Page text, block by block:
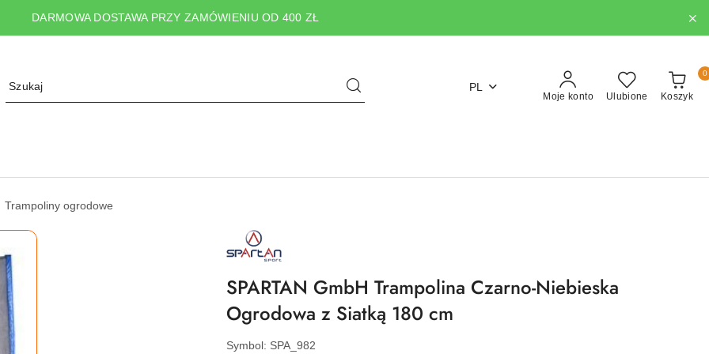
DARMOWA DOSTAWA PRZY ZAMÓWIENIU OD 400 ZŁ
PL
Moje konto Ulubione Koszyk
0
Trampoliny ogrodowe
NAZWA
PRODUCENTA:
SPARTAN
SPARTAN GmbH Trampolina Czarno-Niebieska
Ogrodowa z Siatką 180 cm
Symbol: SPA_982